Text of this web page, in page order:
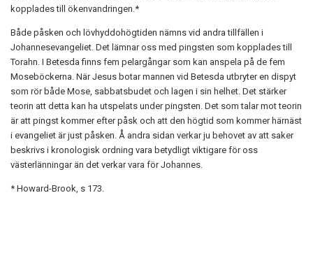
kopplades till ökenvandringen.*
Både påsken och lövhyddohögtiden nämns vid andra tillfällen i
Johannesevangeliet. Det lämnar oss med pingsten som kopplades till
Torahn. I Betesda finns fem pelargångar som kan anspela på de fem
Moseböckerna. När Jesus botar mannen vid Betesda utbryter en dispyt
som rör både Mose, sabbatsbudet och lagen i sin helhet. Det stärker
teorin att detta kan ha utspelats under pingsten. Det som talar mot teorin
är att pingst kommer efter påsk och att den högtid som kommer härnäst
i evangeliet är just påsken. Å andra sidan verkar ju behovet av att saker
beskrivs i kronologisk ordning vara betydligt viktigare för oss
västerlänningar än det verkar vara för Johannes.
* Howard-Brook, s 173.